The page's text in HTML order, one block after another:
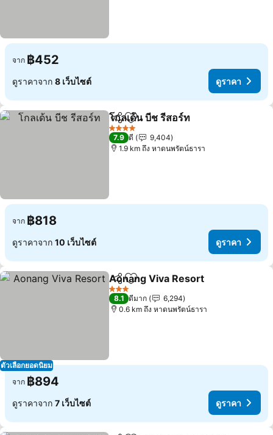
จาก ฿452
ดูราคาจาก 8 เว็บไซต์ ดูราคา
แชร์ เพิ่มในรายการโปรด
โกลเด้น บีช รีสอร์ท
4 ดาว
7.9 ดี
9,404
1.9 km ถึง หาดนพรัตน์ธารา
จาก ฿818
ดูราคาจาก 10 เว็บไซต์ ดูราคา
ตัวเลือกยอดนิยม
แชร์ เพิ่มในรายการโปรด
Aonang Viva Resort
3 ดาว
8.1 ดีมาก
6,294
0.6 km ถึง หาดนพรัตน์ธารา
จาก ฿894
ดูราคาจาก 7 เว็บไซต์ ดูราคา